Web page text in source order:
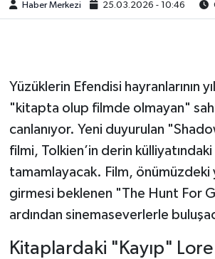
Haber Merkezi 25.03.2026 - 10:46
Yüzüklerin Efendisi hayranlarının
"kitapta olup filmde olmayan"
canlanıyor. Yeni duyurulan
filmi, Tolkien’in derin külliyatındaki
tamamlayacak. Film, önümüzdeki
girmesi beklenen "The Hunt For
ardından sinemaseverlerle
Kitaplardaki "Kayıp"